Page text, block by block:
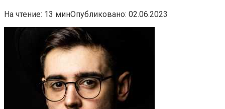
На чтение: 13 минОпубликовано: 02.06.2023